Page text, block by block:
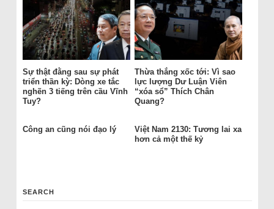
Sự thật đằng sau sự phát
triển thần kỳ: Dòng xe tắc
nghẽn 3 tiếng trên cầu Vĩnh
Tuy?
Thừa thắng xốc tới: Vì sao
lực lượng Dư Luận Viên
“xóa sổ” Thích Chân
Quang?
Công an cũng nói đạo lý
Việt Nam 2130: Tương lai xa
hơn cả một thế kỷ
SEARCH